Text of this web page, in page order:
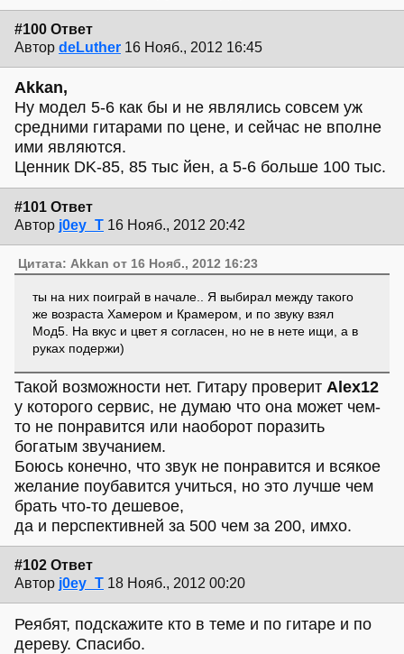
#100 Ответ
Автор deLuther 16 Нояб., 2012 16:45
Akkan,
Ну модел 5-6 как бы и не являлись совсем уж
средними гитарами по цене, и сейчас не вполне
ими являются.
Ценник DK-85, 85 тыс йен, а 5-6 больше 100 тыс.
#101 Ответ
Автор j0ey_T 16 Нояб., 2012 20:42
Цитата: Akkan от 16 Нояб., 2012 16:23
ты на них поиграй в начале.. Я выбирал между такого
же возраста Хамером и Крамером, и по звуку взял
Мод5. На вкус и цвет я согласен, но не в нете ищи, а в
руках подержи)
Такой возможности нет. Гитару проверит Alex12
у которого сервис, не думаю что она может чем-
то не понравится или наоборот поразить
богатым звучанием.
Боюсь конечно, что звук не понравится и всякое
желание поубавится учиться, но это лучше чем
брать что-то дешевое,
да и перспективней за 500 чем за 200, имхо.
#102 Ответ
Автор j0ey_T 18 Нояб., 2012 00:20
Реябят, подскажите кто в теме и по гитаре и по
дереву. Спасибо.